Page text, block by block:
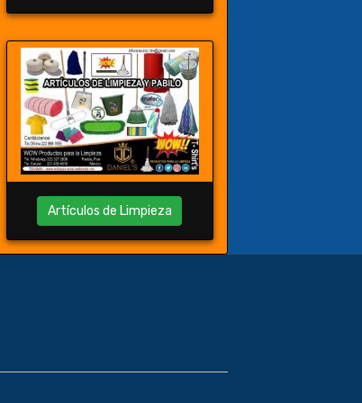
Artículos de Limpieza